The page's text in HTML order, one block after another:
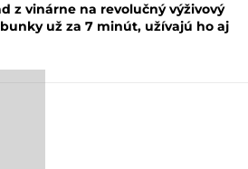
z vinárne na revolučný výživový
už za 7 minút, užívajú ho aj